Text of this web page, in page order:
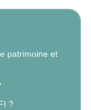
patrimoine et
?